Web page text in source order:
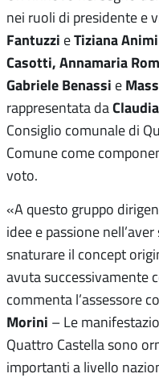
nei ruoli di presidente e
Fantuzzi eTiziana
Casotti, Annamaria
Gabriele Benassi e
rappresentata da
Consiglio comunale di
Comune come
voto.
«A questo gruppo
idee e passione
snaturare il concept
avuta successivamente
commenta l’assessore
Morini – Le
Quattro Castella sono
importanti a livello